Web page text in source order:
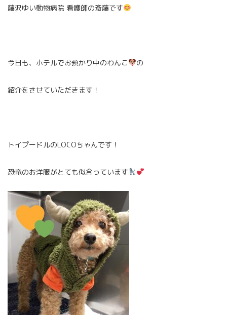
藤沢ゆい動物病院 看護師の斎藤です
今日も、ホテルでお預かり中のわんこ の
紹介をさせていただきます！
トイプードルのLOCOちゃんです！
恐竜のお洋服がとても似合っています